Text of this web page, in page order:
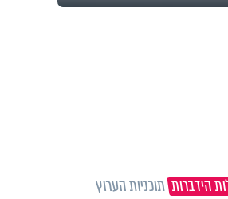
הידברותתוכניות הערוץ